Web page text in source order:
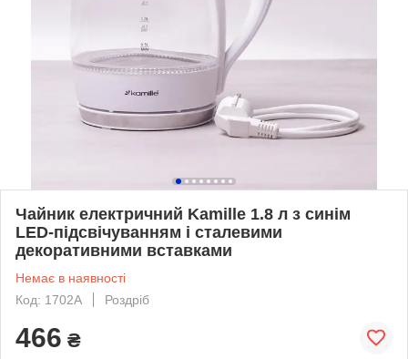
Чайник електричний Kamille 1.8 л з синім
LED-підсвічуванням і сталевими
декоративними вставками
Немає в наявності
Код: 1702A
Роздріб
466 ₴